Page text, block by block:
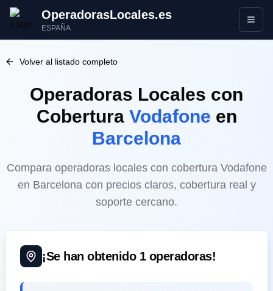
OperadorasLocales.es
ESPAÑA Abrir
Volver al listado completo
Operadoras Locales con
Cobertura Vodafone en
Barcelona
Compara operadoras locales con cobertura Vodafone
en Barcelona con precios claros, cobertura real y
soporte cercano.
¡Se han obtenido 1operadoras!